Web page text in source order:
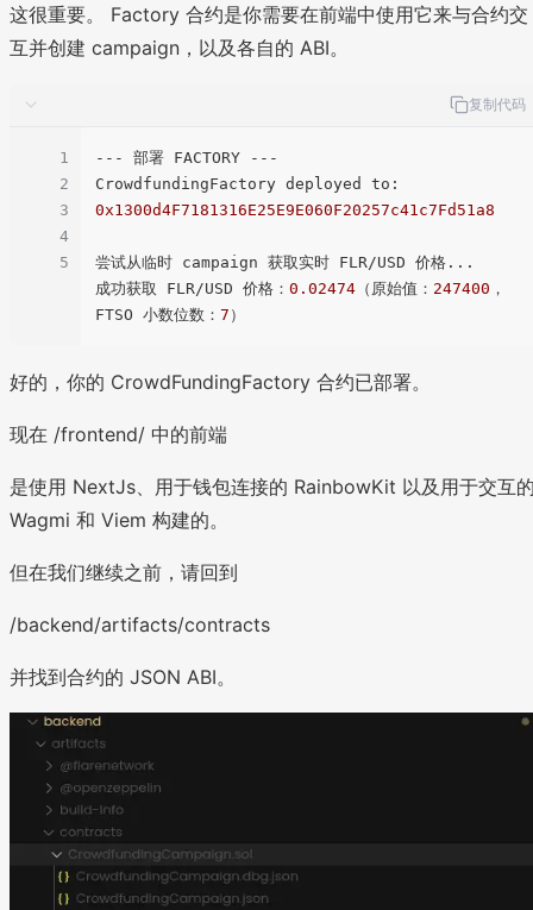
这很重要。 Factory 合约是你需要在前端中使用它来与合约交
互并创建 campaign，以及各自的 ABI。
复制代码
1
2
3
4
5
--- 部署 FACTORY ---
0x1300d4F7181316E25E9E060F20257c41c7Fd51a8
尝试从临时 campaign 获取实时 FLR/USD 价格...
成功获取 FLR/USD 价格： 0.02474 （原始值： 247400 ，
FTSO 小数位数： 7
好的，你的 CrowdFundingFactory 合约已部署。
现在 /frontend/ 中的前端
是使用 NextJs、用于钱包连接的 RainbowKit 以及用于交互
Wagmi 和 Viem 构建的。
但在我们继续之前，请回到
/backend/artifacts/contracts
并找到合约的 JSON ABI。